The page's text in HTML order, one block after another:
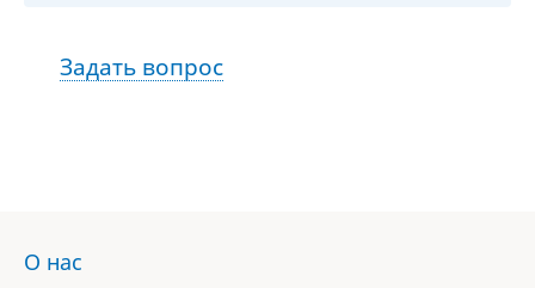
Задать вопрос
О нас